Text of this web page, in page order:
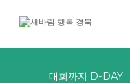
대회까지 D-DAY